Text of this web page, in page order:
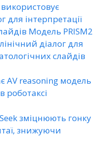
для інтерпретації
Модель PRISM2
діалог для
слайдів
AV reasoning модель
роботаксі
зміцнюють гонку
знижуючи